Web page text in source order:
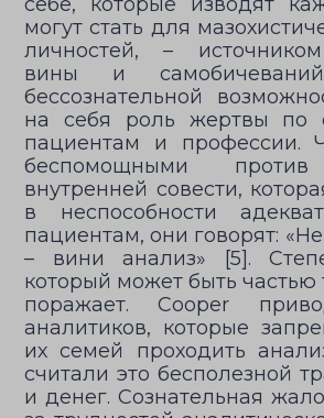
могут стать для
личностей, –
вины и
бессознательной
на себя роль жертвы по
пациентам и профессии.
беспомощными
внутренней совести,
в неспособности
пациентам, они говорят:
– вини анализ» [5].
который может быть частью
поражает. Cooper
аналитиков, которые
их семей проходить
считали это бесполезной
и денег. Сознательная